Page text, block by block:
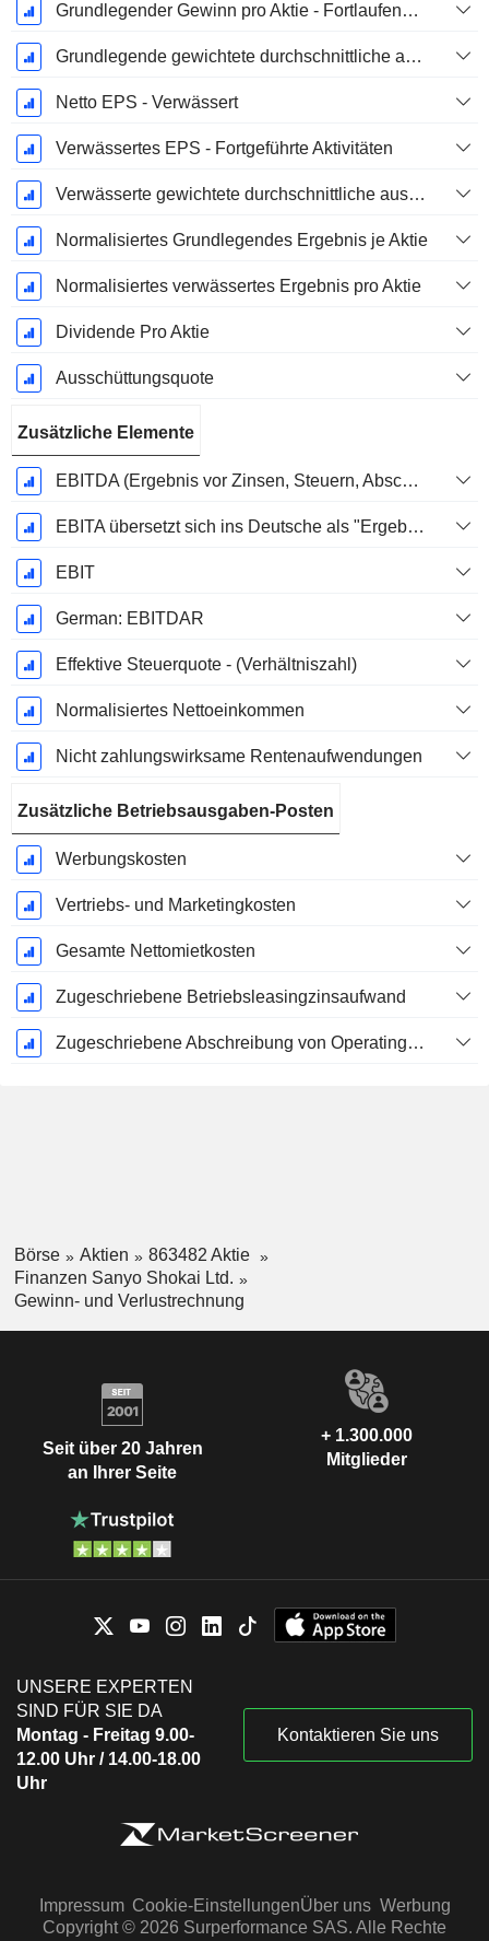
Grundlegender Gewinn pro Aktie - Fortlaufende Geschäftstätigkeit
Grundlegende gewichtete durchschnittliche ausstehende Aktien
Netto EPS - Verwässert
Verwässertes EPS - Fortgeführte Aktivitäten
Verwässerte gewichtete durchschnittliche ausstehende Aktien
Normalisiertes Grundlegendes Ergebnis je Aktie
Normalisiertes verwässertes Ergebnis pro Aktie
Dividende Pro Aktie
Ausschüttungsquote
Zusätzliche Elemente
EBITDA (Ergebnis vor Zinsen, Steuern, Abschreibungen auf immaterielle Vermögenswerte und Sachanlagen)
EBITA übersetzt sich ins Deutsche als "Ergebnis vor Zinsen, Steuern und Abschreibungen".
EBIT
German: EBITDAR
Effektive Steuerquote - (Verhältniszahl)
Normalisiertes Nettoeinkommen
Nicht zahlungswirksame Rentenaufwendungen
Zusätzliche Betriebsausgaben-Posten
Werbungskosten
Vertriebs- und Marketingkosten
Gesamte Nettomietkosten
Zugeschriebene Betriebsleasingzinsaufwand
Zugeschriebene Abschreibung von Operating-Leasingverträgen
Börse Aktien
863482 Aktie
Finanzen Sanyo Shokai Ltd.
Gewinn- und Verlustrechnung
Seit über 20 Jahren
an Ihrer Seite
+ 1.300.000
Mitglieder
UNSERE EXPERTEN
SIND FÜR SIE DA
Montag - Freitag 9.00-
12.00 Uhr / 14.00-18.00
Uhr
Kontaktieren Sie uns
Impressum Cookie-EinstellungenÜber uns Werbung
Copyright © 2026 Surperformance SAS. Alle Rechte